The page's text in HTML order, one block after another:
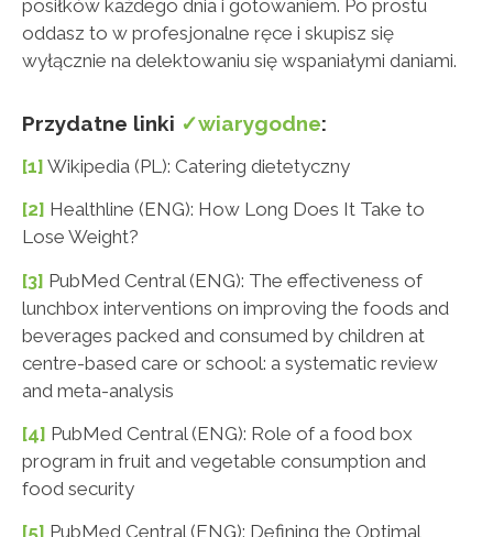
posiłków każdego dnia i gotowaniem. Po prostu
oddasz to w profesjonalne ręce i skupisz się
wyłącznie na delektowaniu się wspaniałymi daniami.
Przydatne linki ✓wiarygodne:
[1] Wikipedia (PL): Catering dietetyczny
[2] Healthline (ENG): How Long Does It Take to
Lose Weight?
[3] PubMed Central (ENG): The effectiveness of
lunchbox interventions on improving the foods and
beverages packed and consumed by children at
centre-based care or school: a systematic review
and meta-analysis
[4] PubMed Central (ENG): Role of a food box
program in fruit and vegetable consumption and
food security
[5] PubMed Central (ENG): Defining the Optimal